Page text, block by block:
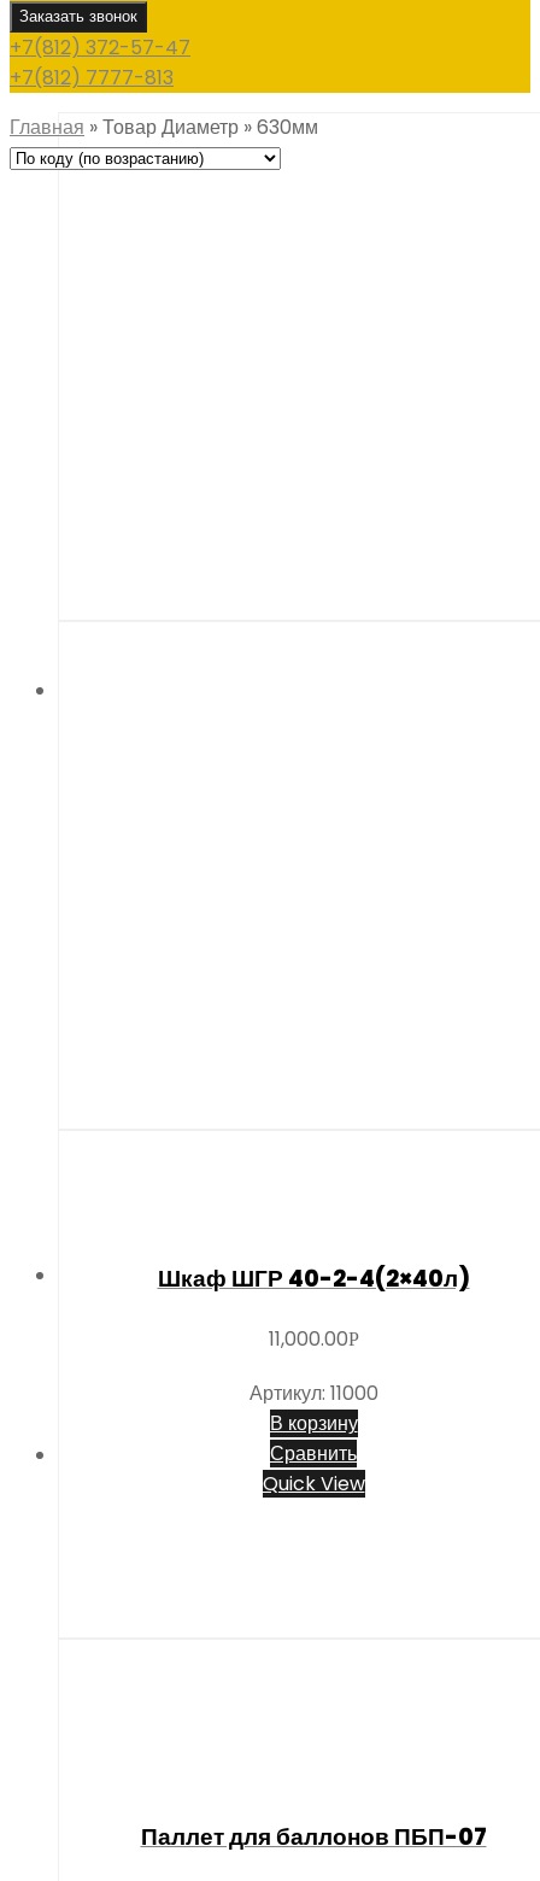
Заказать звонок
+7(812) 372-57-47
+7(812) 7777-813
Главная »Товар Диаметр »630мм
Шкаф ШГР 40-2-4(2×40л)
11,000.00Р
Артикул: 11000
В корзину
Сравнить
Quick View
Паллет для баллонов ПБП-07